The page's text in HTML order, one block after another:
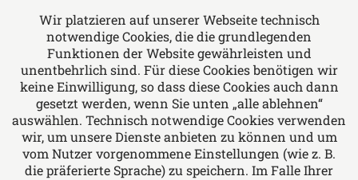
Über uns
Leonhard & Imig Rechtsanwälte - Wir bieten
Rechtsberatung in allen Fragen des Arbeits-
und Sozialrechts, Familien- und Erbrechts,
Miet- und Wohnungseigentumsrechts, Bau-
und Architektenrechts, allgemeinen Vertrags-
Wir platzieren auf unserer Webseite technisch
notwendige Cookies, die die grundlegenden
Funktionen der Website gewährleisten und
unentbehrlich sind. Für diese Cookies benötigen wir
keine Einwilligung, so dass diese Cookies auch dann
gesetzt werden, wenn Sie unten „alle ablehnen“
auswählen. Technisch notwendige Cookies verwenden
wir, um unsere Dienste anbieten zu können und um
vom Nutzer vorgenommene Einstellungen (wie z. B.
die präferierte Sprache) zu speichern. Im Falle Ihrer